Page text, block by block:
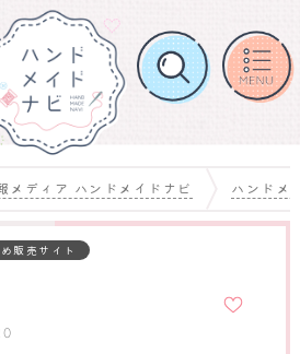
メディア ハンドメイドナビ ハンドメ
販売サイト
入りに